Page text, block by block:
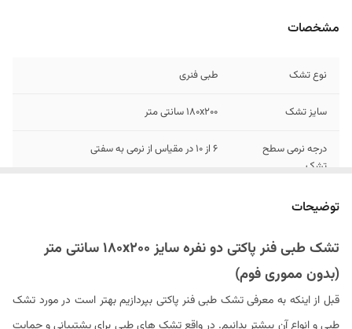
مشخصات
نوع تشک طبی فنری
سایز تشک ۱۸0x200 سانتی متر
درجه نرمی سطح
تشک
۶ از 10 در مقیاس از نرمی به سفتی
رنگ پارچه رویه
رنگ دیواره تشک سفید , طوسی , سرمه ای و زرشکی (قابل سفارش)
وزن مناسب مصرف
کننده
ستون فقرات مثل کمر درد و دیسک کمر و سایر
مشکلات اسکلتی را دارند)
توضیحات
تشک طبی فنر پاکتی دو نفره سایز ۱۸۰x۲۰۰ سانتی متر
(بدون مموری فوم)
قبل از اینکه به معرفی تشک طبی فنر پاکتی بپردازیم بهتر است در مورد تشک